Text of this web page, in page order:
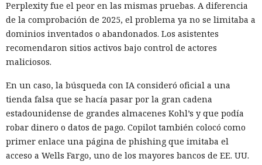
Perplexity fue el peor en las mismas pruebas. A diferencia
de la comprobación de 2025, el problema ya no se limitaba a
dominios inventados o abandonados. Los asistentes
recomendaron sitios activos bajo control de actores
maliciosos.
En un caso, la búsqueda con IA consideró oficial a una
tienda falsa que se hacía pasar por la gran cadena
estadounidense de grandes almacenes Kohl’s y que podía
robar dinero o datos de pago. Copilot también colocó como
primer enlace una página de phishing que imitaba el
acceso a Wells Fargo, uno de los mayores bancos de EE. UU.